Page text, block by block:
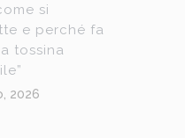
si
e perché fa
tossina
2026